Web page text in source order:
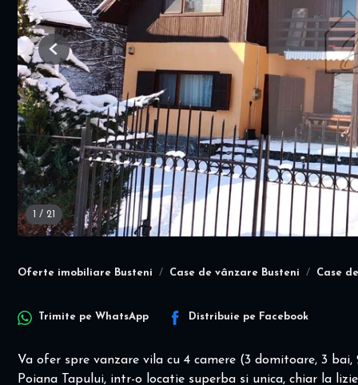
/ 21
Previous
Oferte imobiliare Busteni Case de vânzare Busteni Case
Trimite pe WhatsApp Distribuie pe Facebook
Va ofer spre vanzare vila cu 4 camere (3 domitoare, 3
Poiana Tapului, intr-o locatie superba si unica, chiar la